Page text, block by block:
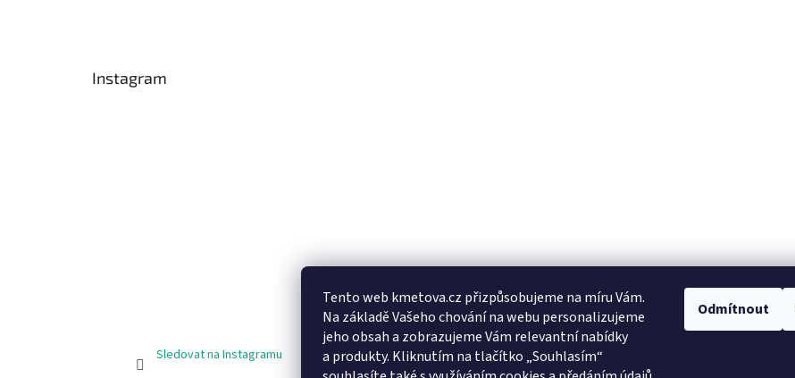
Tento web kmetova.cz přizpůsobujeme na míru Vám.
Na základě Vašeho chování na webu personalizujeme
jeho obsah a zobrazujeme Vám relevantní nabídky
a produkty. Kliknutím na tlačítko „Souhlasím“
Odmítnout
Instagram
Sledovat na Instagramu